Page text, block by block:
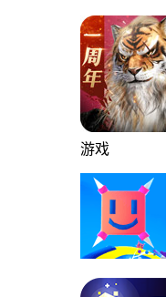
游戏